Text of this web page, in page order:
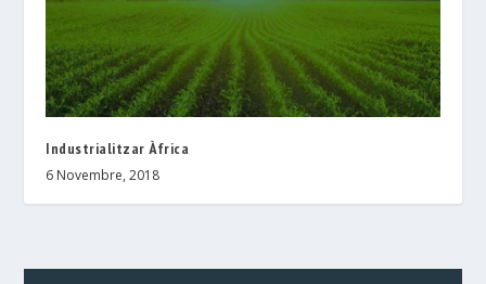
Industrialitzar Àfrica
6 Novembre, 2018